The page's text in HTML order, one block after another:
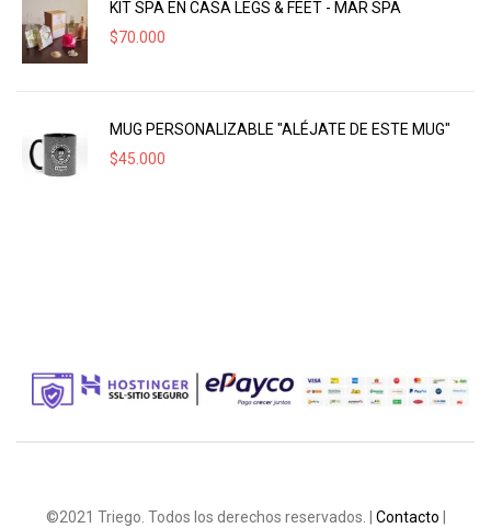
KIT SPA EN CASA LEGS & FEET - MAR SPA
$70.000
MUG PERSONALIZABLE "ALÉJATE DE ESTE MUG"
$45.000
©2021 Triego. Todos los derechos reservados. | Contacto